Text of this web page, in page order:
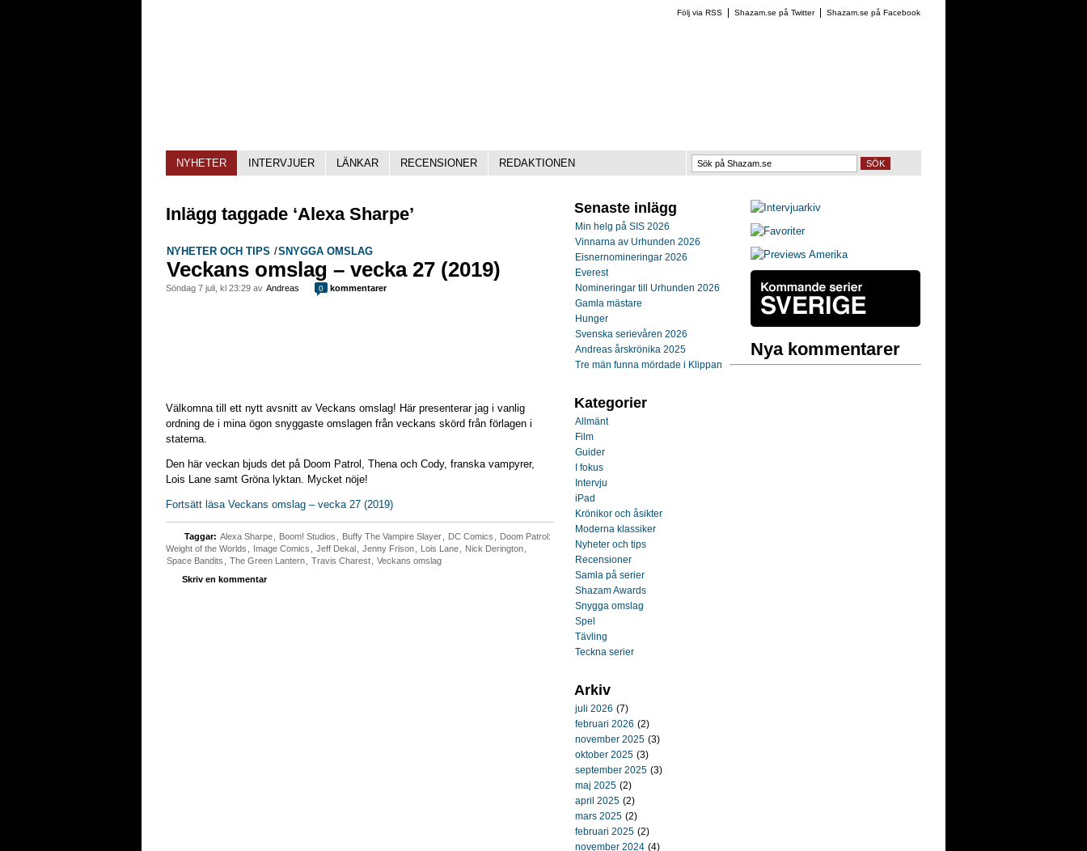
Shazam.se på Facebook
Shazam.se på Twitter
Följ via RSS
NYHETER INTERVJUER LÄNKAR RECENSIONER REDAKTIONEN SÖK
Inlägg taggade ‘Alexa Sharpe’
NYHETER OCH TIPS /SNYGGA OMSLAG
Veckans omslag – vecka 27 (2019)
söndag 7 juli, kl 23:29 av Andreas 0 kommentarer
Välkomna till ett nytt avsnitt av Veckans omslag! Här presenterar jag i vanlig
ordning de i mina ögon snyggaste omslagen från veckans skörd från förlagen i
staterna.
Den här veckan bjuds det på Doom Patrol, Thena och Cody, franska vampyrer,
Lois Lane samt Gröna lyktan. Mycket nöje!
Fortsätt läsa Veckans omslag – vecka 27 (2019)
Taggar: Alexa Sharpe Boom! Studios Buffy The Vampire Slayer DC Comics
Doom Patrol:
Weight of the Worlds
Image Comics Jeff Dekal Jenny Frison Lois Lane Nick Derington
Space Bandits
The Green Lantern Travis Charest
Veckans omslag
Skriv en kommentar
Senaste inlägg
Min helg på SIS 2026
Vinnarna av Urhunden 2026
Eisnernomineringar 2026
Everest
Nomineringar till Urhunden 2026
Gamla mästare
Hunger
Svenska serievåren 2026
Andreas årskrönika 2025
Tre män funna mördade i Klippan
Kategorier
Allmänt
Film
Guider
I fokus
Intervju
iPad
Krönikor och åsikter
Moderna klassiker
Nyheter och tips
Recensioner
Samla på serier
Shazam Awards
Snygga omslag
Spel
Tävling
Teckna serier
Arkiv
juli 2026 (7)
februari 2026 (2)
november 2025 (3)
oktober 2025 (3)
september 2025 (3)
maj 2025 (2)
april 2025 (2)
mars 2025 (2)
februari 2025 (2)
november 2024 (4)
Nya kommentarer